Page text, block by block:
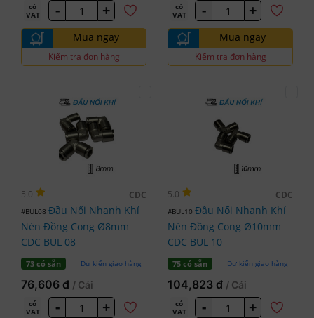
có
VAT
- +
Mua ngay
Kiểm tra đơn hàng
có
VAT
- +
Mua ngay
Kiểm tra đơn hàng
5.0 CDC
#BUL08 Đầu Nối Nhanh Khí
Nén Đồng Cong Ø8mm
CDC BUL 08
73 có sẵn Dự kiến giao hàng
76,606 đ / Cái
có
VAT
- +
5.0 CDC
#BUL10 Đầu Nối Nhanh Khí
Nén Đồng Cong Ø10mm
CDC BUL 10
75 có sẵn Dự kiến giao hàng
104,823 đ / Cái
có
VAT
- +